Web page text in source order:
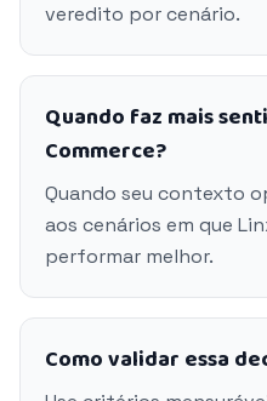
veredito por cenário.
Quando faz mais
Commerce?
Quando seu contexto
aos cenários em que
performar melhor.
Como validar essa